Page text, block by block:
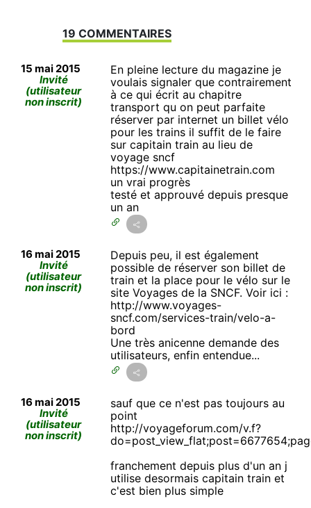
19 COMMENTAIRES
15 mai 2015
Invité
(utilisateur
non inscrit)
En pleine lecture du magazine je
voulais signaler que contrairement
à ce qui écrit au chapitre
transport qu on peut parfaite
réserver par internet un billet vélo
pour les trains il suffit de le faire
sur capitain train au lieu de
voyage sncf
https://www.capitainetrain.com
un vrai progrès
testé et approuvé depuis presque
un an
16 mai 2015
Invité
(utilisateur
non inscrit)
Depuis peu, il est également
possible de réserver son billet de
train et la place pour le vélo sur le
site Voyages de la SNCF. Voir ici :
http://www.voyages-
sncf.com/services-train/velo-a-
bord
Une très anicenne demande des
utilisateurs, enfin entendue...
16 mai 2015
Invité
(utilisateur
non inscrit)
sauf que ce n'est pas toujours au
point
http://voyageforum.com/v.f?
franchement depuis plus d'un an j
utilise desormais capitain train et
c'est bien plus simple